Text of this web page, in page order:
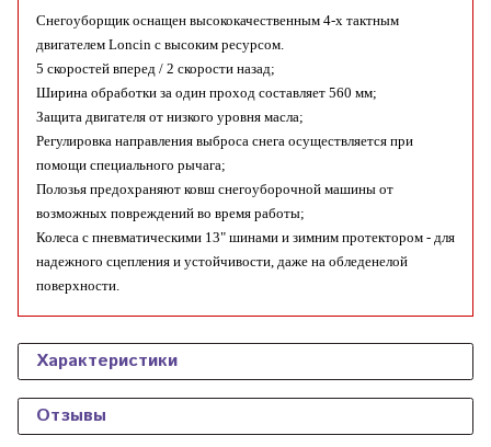
Снегоуборщик оснащен высококачественным 4-х тактным
двигателем Loncin с высоким ресурсом.
5 скоростей вперед / 2 скорости назад;
Ширина обработки за один проход составляет 560 мм;
Защита двигателя от низкого уровня масла;
Регулировка направления выброса снега осуществляется при
помощи специального рычага;
Полозья предохраняют ковш снегоуборочной машины от
возможных повреждений во время работы;
Колеса с пневматическими 13" шинами и зимним протектором - для
надежного сцепления и устойчивости, даже на обледенелой
поверхности.
Характеристики
Отзывы